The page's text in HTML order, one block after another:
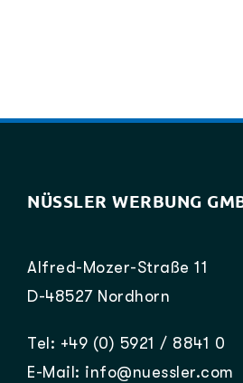
NÜSSLER WERBUNG
Alfred-Mozer-Straße 11
D-48527 Nordhorn
Tel: +49 (0) 5921 / 8841 0
E-Mail: info@nuessler.com